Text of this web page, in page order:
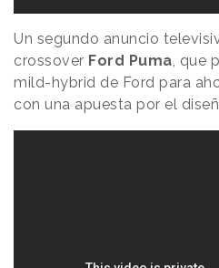
Un segundo anuncio
crossover Ford Puma, que
mild-hybrid de Ford para
con una apuesta por el